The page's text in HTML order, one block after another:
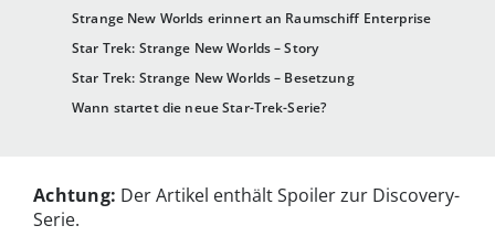
Strange New Worlds erinnert an Raumschiff Enterprise
Star Trek: Strange New Worlds – Story
Star Trek: Strange New Worlds – Besetzung
Wann startet die neue Star-Trek-Serie?
Achtung: Der Artikel enthält Spoiler zur Discovery-
Serie.